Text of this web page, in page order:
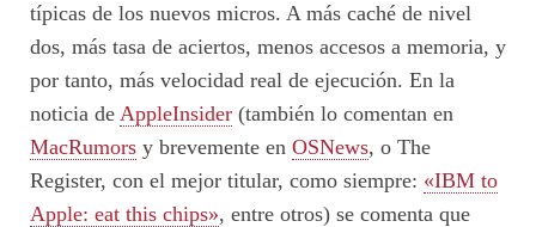
típicas de los nuevos micros. A más caché de nivel
dos, más tasa de aciertos, menos accesos a memoria, y
por tanto, más velocidad real de ejecución. En la
noticia de AppleInsider (también lo comentan en
MacRumors y brevemente en OSNews, o The
Register, con el mejor titular, como siempre: «IBM to
Apple: eat this chips», entre otros) se comenta que